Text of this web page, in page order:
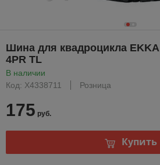
Шина для квадроцикла EKKA
4PR TL
В наличии
Код: X4338711
Розница
175 руб.
Купить